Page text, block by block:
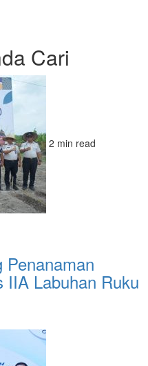
Cari
2 min read
Penanaman
IIA Labuhan Ruku